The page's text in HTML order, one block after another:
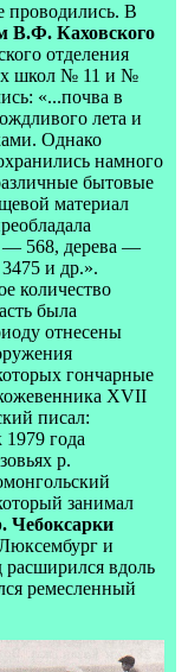
проводились. В
В.Ф. Каховского
отделения
школ № 11 и №
«...почва в
лета и
Однако
намного
бытовые
материал
— 568, дерева —
и др.».
количество
была
отнесены
гончарные
XVII
писал:
года
р.
занимал
Чебоксарки
и
вдоль
ремесленный